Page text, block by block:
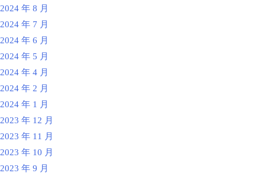
2024 年 8 月
2024 年 7 月
2024 年 6 月
2024 年 5 月
2024 年 4 月
2024 年 2 月
2024 年 1 月
2023 年 12 月
2023 年 11 月
2023 年 10 月
2023 年 9 月